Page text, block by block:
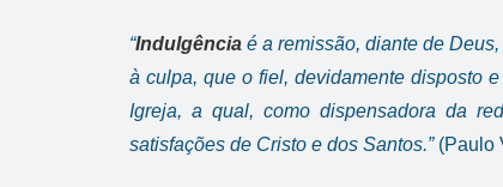
“Indulgência é a remissão, diante de
à culpa, que o fiel, devidamente disposto
Igreja, a qual, como dispensadora da
satisfações de Cristo e dos Santos.”(Paulo